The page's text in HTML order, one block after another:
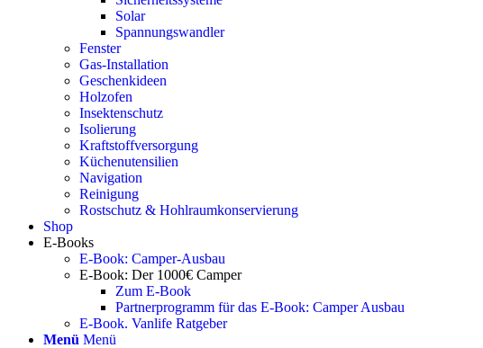
Solar
Spannungswandler
Fenster
Gas-Installation
Geschenkideen
Holzofen
Insektenschutz
Isolierung
Kraftstoffversorgung
Küchenutensilien
Navigation
Reinigung
Rostschutz & Hohlraumkonservierung
Shop
E-Books
E-Book: Camper-Ausbau
E-Book: Der 1000€ Camper
Zum E-Book
Partnerprogramm für das E-Book: Camper Ausbau
E-Book. Vanlife Ratgeber
Menü Menü